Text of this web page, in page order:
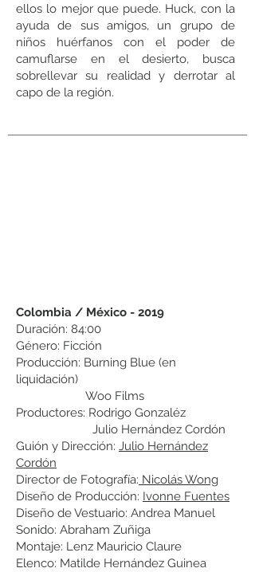
ellos lo mejor que puede. Huck, con la
ayuda de sus amigos, un grupo de
niños huérfanos con el poder de
camuflarse en el desierto, busca
sobrellevar su realidad y derrotar al
capo de la región.
Colombia / México - 2019
Duración: 84:00
Género: Ficción
Producción: Burning Blue (en
liquidación)
Woo Films
Productores: Rodrigo Gonzaléz
Julio Hernández Cordón
Guión y Dirección: Julio Hernández
Cordón
Director de Fotografía: Nicolás Wong
Diseño de Producción: Ivonne Fuentes
Diseño de Vestuario: Andrea Manuel
Sonido: Abraham Zuñiga
Montaje: Lenz Mauricio Claure
Elenco: Matilde Hernández Guinea